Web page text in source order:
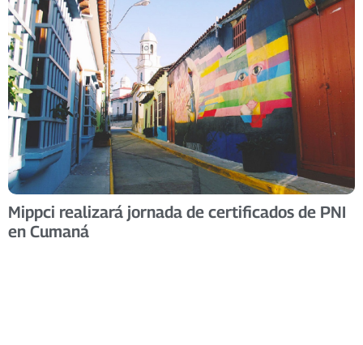
Mippci realizará jornada de certificados de PNI
en Cumaná